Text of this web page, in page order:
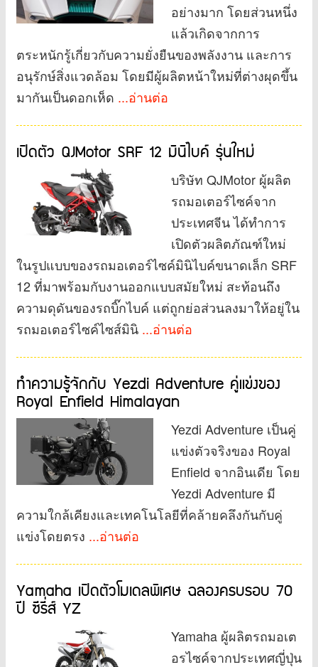
อย่างมาก โดยส่วนหนึ่ง
แล้วเกิดจากการ
ตระหนักรู้เกี่ยวกับความยั่งยืนของพลังงาน และการ
อนุรักษ์สิ่งแวดล้อม โดยมีผู้ผลิตหน้าใหม่ที่ต่างผุดขึ้น
มากันเป็นดอกเห็ด ...อ่านต่อ
เปิดตัว QJMotor SRF 12 มินิไบค์ รุ่นใหม่
บริษัท QJMotor ผู้ผลิต
รถมอเตอร์ไซค์จาก
ประเทศจีน ได้ทำการ
เปิดตัวผลิตภัณฑ์ใหม่
ในรูปแบบของรถมอเตอร์ไซค์มินิไบค์ขนาดเล็ก SRF
12 ที่มาพร้อมกับงานออกแบบสมัยใหม่ สะท้อนถึง
ความดุดันของรถบิ๊กไบค์ แต่ถูกย่อส่วนลงมาให้อยู่ใน
รถมอเตอร์ไซค์ไซส์มินิ ...อ่านต่อ
ทำความรู้จักกับ Yezdi Adventure คู่แข่งของ
Royal Enfield Himalayan
Yezdi Adventure เป็นคู่
แข่งตัวจริงของ Royal
Enfield จากอินเดีย โดย
Yezdi Adventure มี
ความใกล้เคียงและเทคโนโลยีที่คล้ายคลึงกันกับคู่
แข่งโดยตรง ...อ่านต่อ
Yamaha เปิดตัวโมเดลพิเศษ ฉลองครบรอบ 70
ปี ซีรี่ส์ YZ
Yamaha ผู้ผลิตรถมอเต
อรไซค์จากประเทศญี่ปุ่น